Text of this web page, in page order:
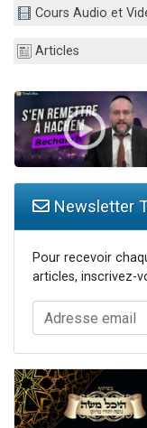
Cours Audio et
Articles
Newsletter
Pour recevoir
articles, inscrivez-